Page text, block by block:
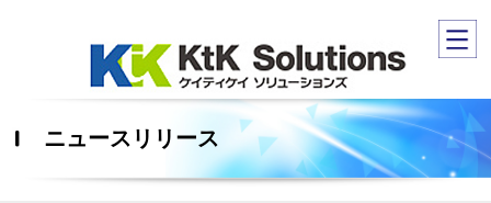
ニュースリリース